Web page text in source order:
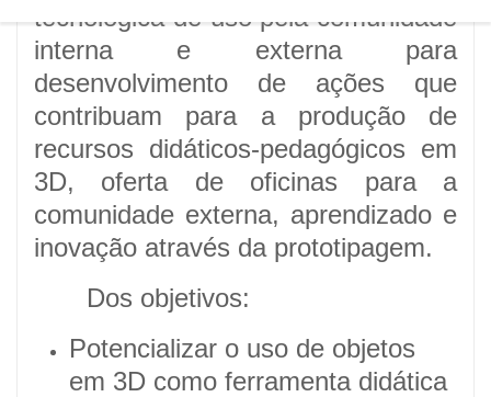
tecnológica de uso pela comunidade
interna e externa para
desenvolvimento de ações que
contribuam para a produção de
recursos didáticos-pedagógicos em
3D, oferta de oficinas para a
comunidade externa, aprendizado e
inovação através da prototipagem.
Dos objetivos:
Potencializar o uso de objetos
em 3D como ferramenta didática